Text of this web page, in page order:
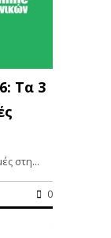
Τα 3
στη...
0